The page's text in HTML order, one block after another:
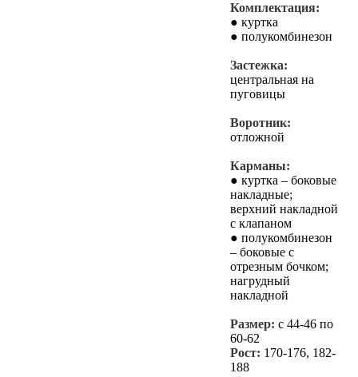
Комплектация:
● куртка
● полукомбинезон
Застежка:
центральная на
пуговицы
Воротник:
отложной
Карманы:
● куртка – боковые
накладные;
верхний накладной
с клапаном
● полукомбинезон
– боковые с
отрезным бочком;
нагрудный
накладной
Размер: с 44-46 по
60-62
Рост: 170-176, 182-
188